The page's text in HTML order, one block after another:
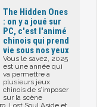
The Hidden Ones
: on y a joué sur
PC, c'est l'animé
chinois qui prend
vie sous nos yeux
Vous le savez, 2025
est une année qui
va permettre à
plusieurs jeux
chinois de s’imposer
sur la scène
Lost Soul Aside et